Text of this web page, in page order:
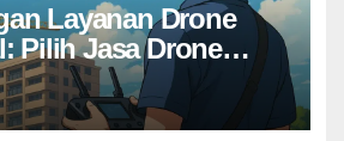
Layanan Drone
Pilih Jasa Drone
Proyek Anda